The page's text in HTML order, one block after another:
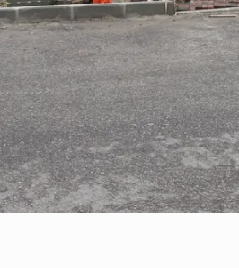
Diogo Nogueira e Orquestra
Preto:…
CULTURA Setembro 6, 2024
Incêndio atinge prédio
residencial em Icaraí,…
CENTRO Setembro 11, 2024